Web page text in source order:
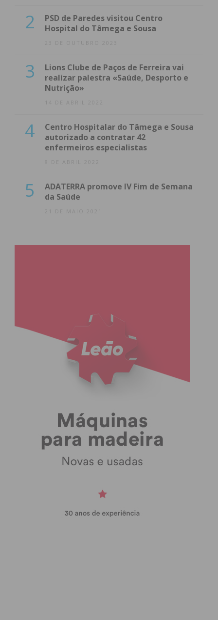
2
PSD de Paredes visitou Centro
Hospital do Tâmega e Sousa
23 DE OUTUBRO 2023
3
Lions Clube de Paços de Ferreira vai
realizar palestra «Saúde, Desporto e
Nutrição»
14 DE ABRIL 2022
4
Centro Hospitalar do Tâmega e Sousa
autorizado a contratar 42
enfermeiros especialistas
8 DE ABRIL 2022
5
ADATERRA promove IV Fim de Semana
da Saúde
21 DE MAIO 2021